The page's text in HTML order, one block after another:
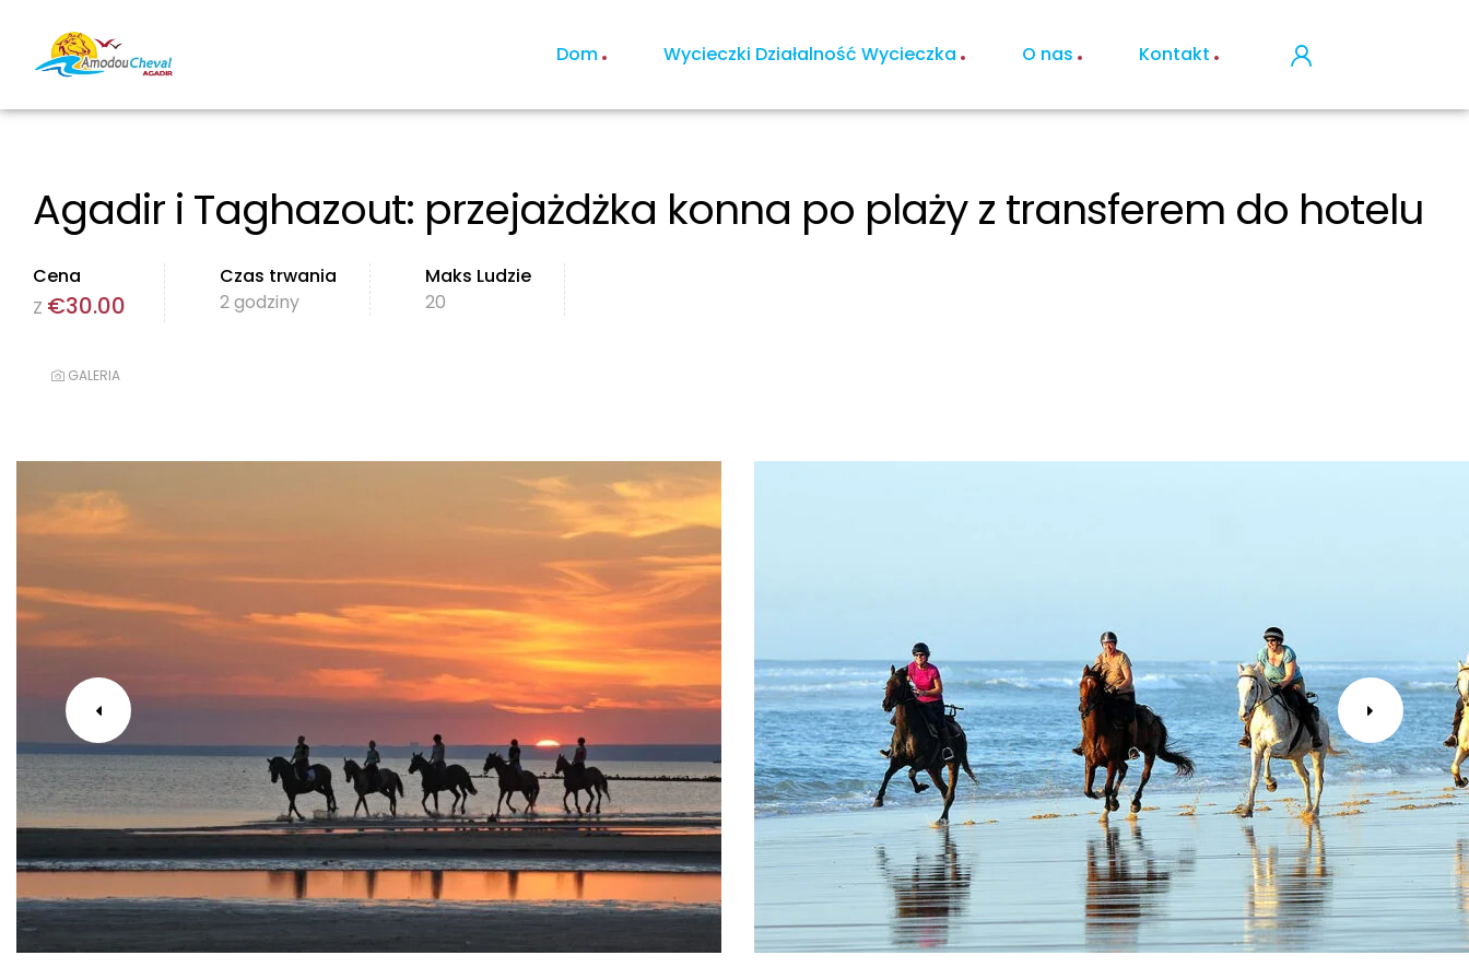
Dom Wycieczki Działalność Wycieczka O nas Kontakt
Agadir i Taghazout: przejażdżka konna po plaży z transferem do hotelu
Cena
Z €30.00
Czas trwania
2 godziny
Maks Ludzie
20
GALERIA